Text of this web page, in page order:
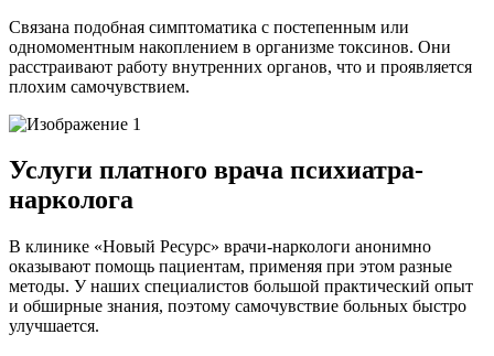
Связана подобная симптоматика с постепенным или
одномоментным накоплением в организме токсинов. Они
расстраивают работу внутренних органов, что и проявляется
плохим самочувствием.
Услуги платного врача психиатра-
нарколога
В клинике «Новый Ресурс» врачи-наркологи анонимно
оказывают помощь пациентам, применяя при этом разные
методы. У наших специалистов большой практический опыт
и обширные знания, поэтому самочувствие больных быстро
улучшается.